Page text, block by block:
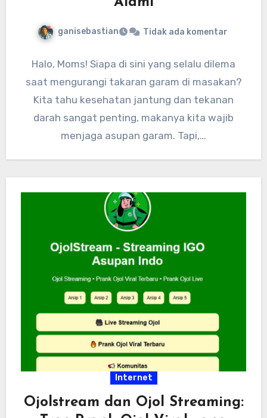
ganisebastian Tidak ada komentar
Halo, Moms! Siapa di sini yang selalu dilema
saat mengurangi takaran garam di masakan?
Kita tahu kesehatan jantung dan tekanan
darah sangat penting, makanya kita wajib
menjaga asupan garam. Tapi,…
Internet
Ojolstream dan Ojol Streaming: